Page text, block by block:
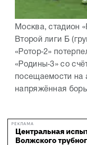
Москва, стадион
Второй лиги Б
«Ротор‑2»
«Родины‑3» со
посещаемости на
напряжённая
РЕКЛАМА